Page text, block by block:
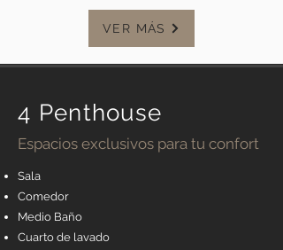
VER MÁS
4 Penthouse
Espacios exclusivos para tu confort
Sala
Comedor
Medio Baño
Cuarto de lavado